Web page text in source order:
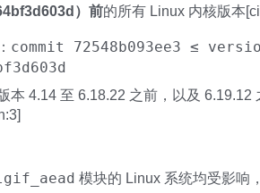
）前的所有 Linux 内核版本
： commit 72548b093ee3 ≤
本 4.14 至 6.18.22 之前，以及 6.19.12
模块的 Linux 系统均受影响